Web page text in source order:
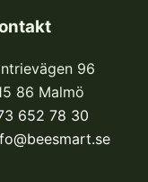
96
86 Malmö
652 78 30